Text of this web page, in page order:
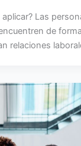
aplicar? Las
de
relaciones